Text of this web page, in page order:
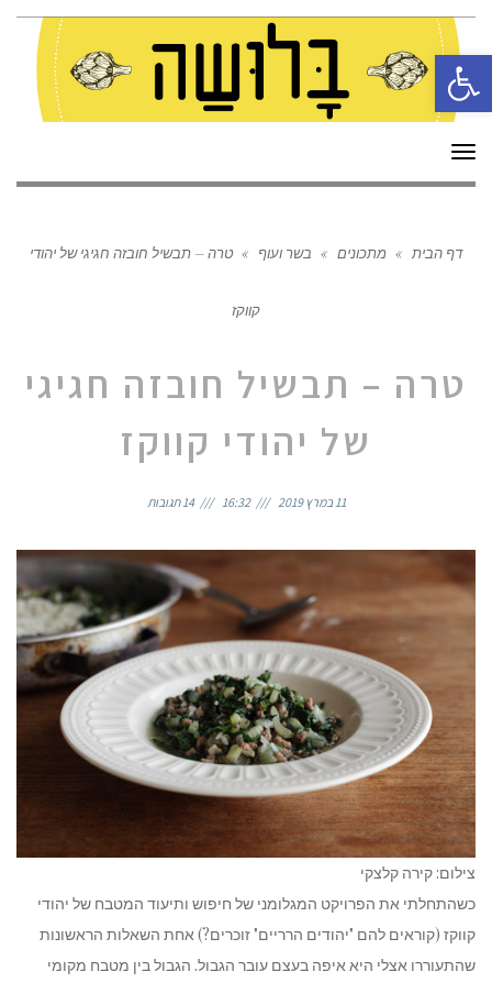
פתח סרגל נגישות
תפריט
דף הבית » מתכונים » בשר ועוף » טרה – תבשיל חובזה חגיגי של יהודי
קווקז
טרה – תבשיל חובזה חגיגי
של יהודי קווקז
11 במרץ 2019 16:32 14 תגובות
צילום: קירה קלצקי
כשהתחלתי את הפרויקט המגלומני של חיפוש ותיעוד המטבח של יהודי
קווקז (קוראים להם "יהודים הרריים" זוכרים?) אחת השאלות הראשונות
שהתעוררו אצלי היא איפה בעצם עובר הגבול. הגבול בין מטבח מקומי